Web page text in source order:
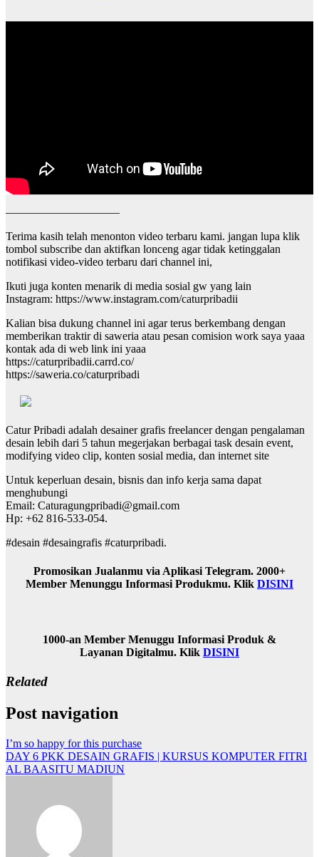
——————————
Terima kasih telah menonton video terbaru kami. jangan lupa klik
tombol subscribe dan aktifkan lonceng agar tidak ketinggalan
notifikasi video-video terbaru dari channel ini,
Ikuti juga konten menarik di media sosial gw yang lain
Instagram: https://www.instagram.com/caturpribadii
Kalian bisa dukung channel ini agar terus berkembang dengan
memberikan traktir di saweria atau pesan comision work saya yaaa
kontak ada di web link ini yaaa
https://caturpribadii.carrd.co/
https://saweria.co/caturpribadi
Catur Pribadi adalah desainer grafis freelancer dengan pengalaman
desain lebih dari 5 tahun megerjakan berbagai task desain event,
modifying video clip, konten sosial media, dan internet site
Untuk keperluan desain, bisnis dan info kerja sama dapat
menghubungi
Email: Caturagungpribadi@gmail.com
Hp: +62 816-533-054.
#desain #desaingrafis #caturpribadi.
Promosikan Jualanmu via Aplikasi Telegram. 2000+
Member Menunggu Informasi Produkmu. Klik DISINI
1000-an Member Menuggu Informasi Produk &
Layanan Digitalmu. Klik DISINI
Related
Post navigation
I’m so happy for this purchase
DAY 6 PKK DESAIN GRAFIS | KURSUS KOMPUTER FITRI
AL BAASITU MADIUN